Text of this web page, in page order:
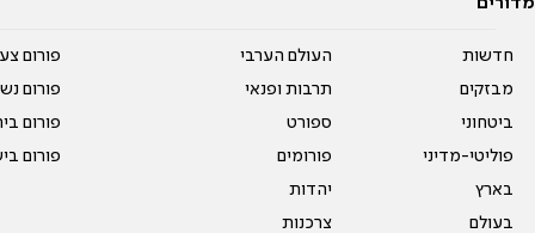
חדשות
מבזקים
ביטחוני
פוליטי-מדיני
בארץ
בעולם
העולם הערבי
תרבות ופנאי
ספורט
פורומים
יהדות
צרכנות
פורום
פורום
פורום
פורום